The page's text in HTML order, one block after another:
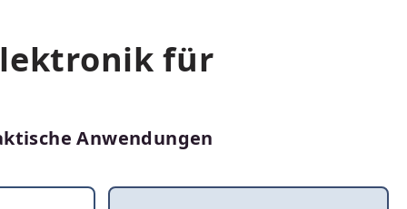
für
Anwendungen